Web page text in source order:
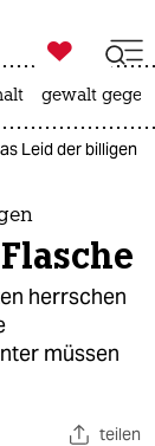

taz zahl ich
gewalt
Leid der billigen
herrschen
müssen
teilen